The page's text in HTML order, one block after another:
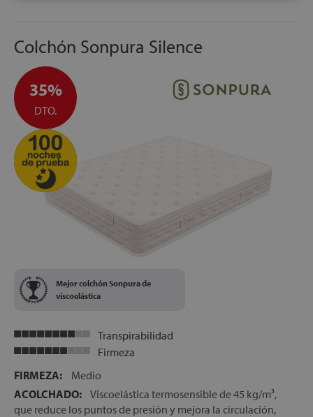
Colchón Sonpura Silence
35%
DTO.
Mejor colchón Sonpura de
viscoelástica
Transpirabilidad
Firmeza
FIRMEZA:
Medio
ACOLCHADO: Viscoelástica termosensible de 45 kg/m³,
que reduce los puntos de presión y mejora la circulación,